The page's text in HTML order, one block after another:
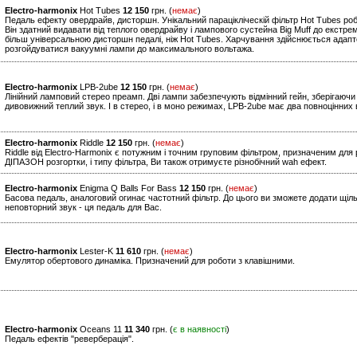
Electro-harmonix Hot Tubes 12 150 грн. (немає)
Педаль ефекту овердрайв, дисторшн. Унікальний парацікліческій фільтр Hot Tubes
Він здатний видавати від теплого овердрайву і лампового сустейна Big Muff до
більш універсальною дисторшн педалі, ніж Hot Tubes. Харчування здійснюється
розгойдуватися вакуумні лампи до максимального вольтажа.
Electro-harmonix LPB-2ube 12 150 грн. (немає)
Лінійний ламповий стерео преамп. Дві лампи забезпечують відмінний гейн,
дивовижний теплий звук. І в стерео, і в моно режимах, LPB-2ube має два повноцінних
Electro-harmonix Riddle 12 150 грн. (немає)
Riddle від Electro-Harmonix є потужним і точним груповим фільтром, призначеним для
ДІПАЗОН розгортки, і типу фільтра, Ви також отримуєте різнобічний wah ефект.
Electro-harmonix Enigma Q Balls For Bass 12 150 грн. (немає)
Басова педаль, аналоговий огинає частотний фільтр. До цього ви зможете додати
неповторний звук - ця педаль для Вас.
Electro-harmonix Lester-K 11 610 грн. (немає)
Емулятор обертового динаміка. Призначений для роботи з клавішними.
Electro-harmonix Oceans 11 11 340 грн. (є в наявності)
Педаль ефектів "реверберація".